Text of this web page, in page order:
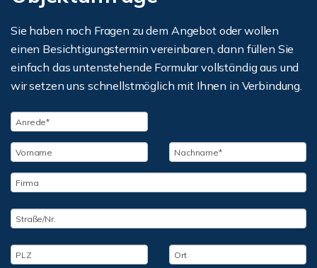
Sie haben noch Fragen zu dem Angebot oder wollen
einen Besichtigungstermin vereinbaren, dann füllen Sie
einfach das untenstehende Formular vollständig aus und
wir setzen uns schnellstmöglich mit Ihnen in Verbindung.